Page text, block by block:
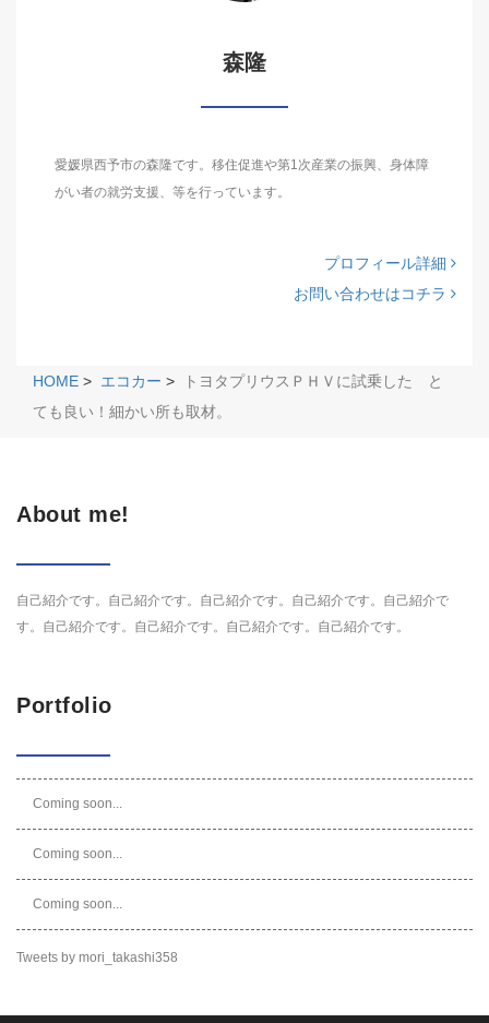
森隆
愛媛県西予市の森隆です。移住促進や第1次産業の振興、身体障
がい者の就労支援、等を行っています。
プロフィール詳細
お問い合わせはコチラ
HOME > エコカー >
トヨタプリウスＰＨＶに試乗した と
ても良い！細かい所も取材。
About me!
自己紹介です。自己紹介です。自己紹介です。自己紹介です。自己紹介で
す。自己紹介です。自己紹介です。自己紹介です。自己紹介です。
Portfolio
Coming soon...
Coming soon...
Coming soon...
Tweets by mori_takashi358